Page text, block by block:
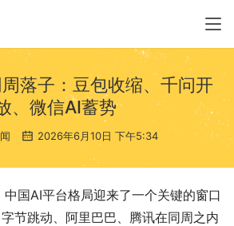
落子：豆包收缩、千问开
、微信AI蓄势
2026年6月10日 下午5:34
国AI平台格局迎来了一个关键的窗口
节跳动、阿里巴巴、腾讯在同周之内